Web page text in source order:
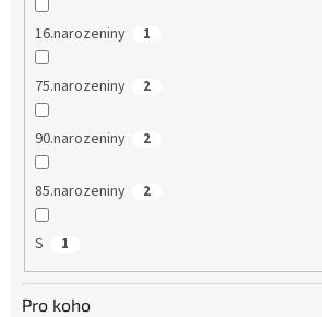
16.narozeniny 1
75.narozeniny 2
90.narozeniny 2
85.narozeniny 2
S 1
Pro koho